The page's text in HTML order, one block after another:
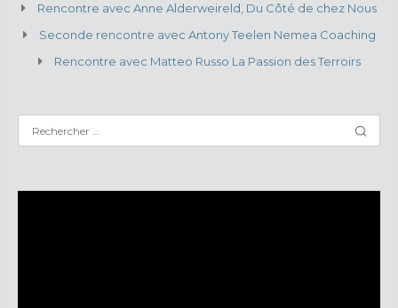
Rencontre avec Anne Alderweireld, Du Côté de chez Nous
Seconde rencontre avec Antony Teelen Nemea Coaching
Rencontre avec Matteo Russo La Passion des Terroirs